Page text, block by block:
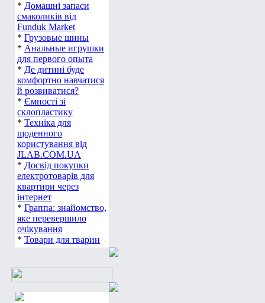
* Домашні запаси
смаколиків від
Funduk Market
* Грузовые шины
* Анальные игрушки
для первого опыта
* Де дитині буде
комфортно навчатися
й розвиватися?
* Ємності зі
склопластику
* Техніка для
щоденного
користування від
JLAB.COM.UA
* Досвід покупки
електротоварів для
квартири через
інтернет
* Граппа: знайомство,
яке перевершило
очікування
* Товари для тварин